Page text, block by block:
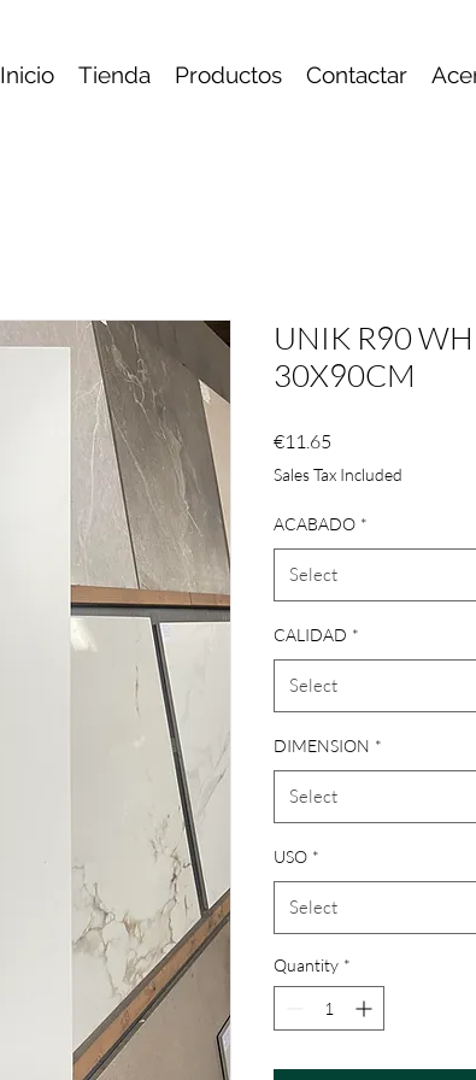
Inicio Tienda Productos Contactar
UNIK R90
30X90CM
€11.65
Sales Tax Included
ACABADO *
Select
CALIDAD *
Select
DIMENSION *
Select
USO *
Select
Quantity *